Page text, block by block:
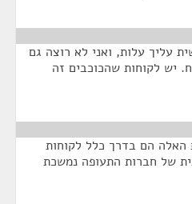
עליך עלות, ואני לא רוצה גם
יש לקוחות שהכוכבים זה
האלה הם בדרך כלל לקוחות
של חברות התעופה נמשכת